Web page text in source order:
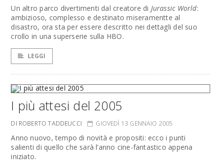
Un altro parco divertimenti dal creatore di Jurassic World:
ambizioso, complesso e destinato miseramentte al
disastro, ora sta per essere descritto nei dettagli del suo
crollo in una superserie sulla HBO.
LEGGI
I più attesi del 2005
DI ROBERTO TADDEUCCI GIOVEDÌ 13 GENNAIO 2005
Anno nuovo, tempo di novità e propositi: ecco i punti
salienti di quello che sarà l’anno cine-fantastico appena
iniziato.